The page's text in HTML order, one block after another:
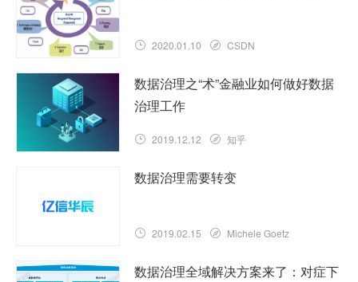
2020.01.10 CSDN
数据治理之“术”金融业如何做好数据
治理工作
2019.12.12 知乎
数据治理需要转变
2019.02.15 Michele Goetz
数据治理全域解决方案来了：对症下